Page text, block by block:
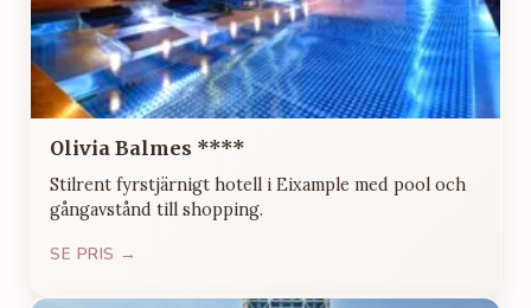
Olivia Balmes ****
Stilrent fyrstjärnigt hotell i Eixample med pool och
gångavstånd till shopping.
SE PRIS →